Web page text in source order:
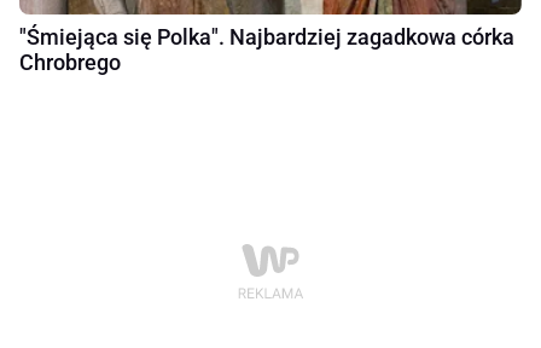
"Śmiejąca się Polka". Najbardziej zagadkowa córka
Chrobrego